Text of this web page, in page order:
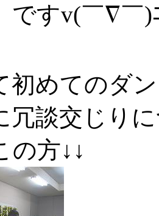
ですv(￣∇￣)
初めてのダ
冗談交じり
の方↓↓